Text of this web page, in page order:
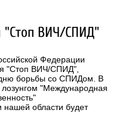
"Стоп ВИЧ/СПИД"
Федерации
"Стоп ВИЧ/СПИД",
борьбы со СПИДом. В
лозунгом "Международная
нашей области будет